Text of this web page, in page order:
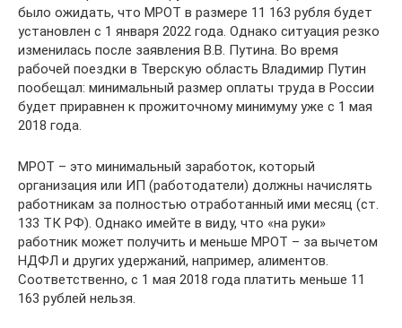
было ожидать, что МРОТ в размере 11 163 рубля будет
установлен с 1 января 2022 года. Однако ситуация резко
изменилась после заявления В.В. Путина. Во время
рабочей поездки в Тверскую область Владимир Путин
пообещал: минимальный размер оплаты труда в России
будет приравнен к прожиточному минимуму уже с 1 мая
2018 года.
МРОТ – это минимальный заработок, который
организация или ИП (работодатели) должны начислять
работникам за полностью отработанный ими месяц (ст.
133 ТК РФ). Однако имейте в виду, что «на руки»
работник может получить и меньше МРОТ – за вычетом
НДФЛ и других удержаний, например, алиментов.
Соответственно, с 1 мая 2018 года платить меньше 11
163 рублей нельзя.